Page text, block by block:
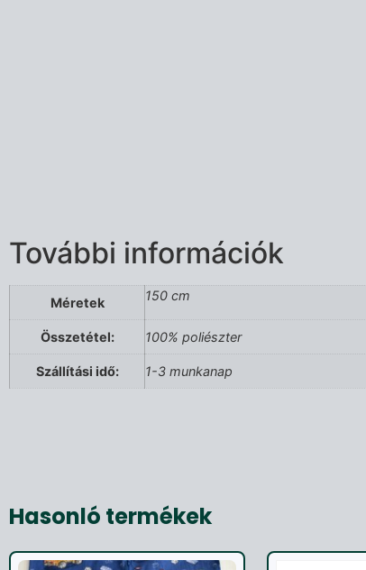
További információk
Méretek 150 cm
Összetétel: 100% poliészter
Szállítási idő: 1-3 munkanap
Hasonló termékek